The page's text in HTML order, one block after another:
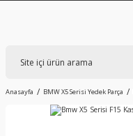
Anasayfa BMW X5 Serisi Yedek Parça